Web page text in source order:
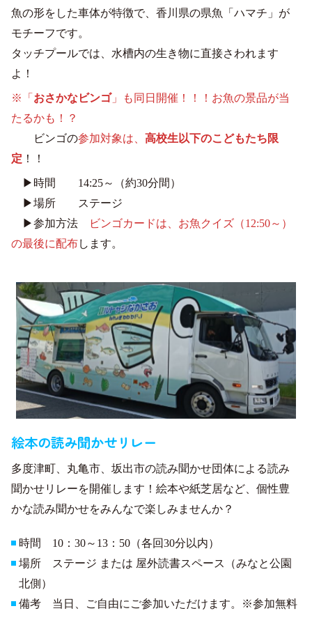
魚の形をした車体が特徴で、香川県の県魚「ハマチ」が
モチーフです。
タッチプールでは、水槽内の生き物に直接さわれます
よ！
※「 おさかなビンゴ」も同日開催！！！お魚の景品が当
たるかも！？
ビンゴの参加対象は、高校生以下のこどもたち限
定 ！！
▶時間 14:25～（約30分間）
▶場所 ステージ
▶参加方法
ビンゴカードは、お魚クイズ（12:50～）
の最後に配布します。
絵本の読み聞かせリレー
多度津町、丸亀市、坂出市の読み聞かせ団体による読み
聞かせリレーを開催します！絵本や紙芝居など、個性豊
かな読み聞かせをみんなで楽しみませんか？
時間 10：30～13：50（各回30分以内）
場所 ステージ または 屋外読書スペース（みなと公園
北側）
備考 当日、ご自由にご参加いただけます。※参加無料